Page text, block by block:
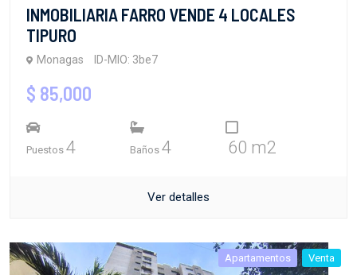
INMOBILIARIA FARRO VENDE 4 LOCALES
TIPURO
Monagas ID-MIO: 3be7
$ 85,000
Puestos 4 Baños 4 60 m2
Ver detalles
Apartamentos Venta